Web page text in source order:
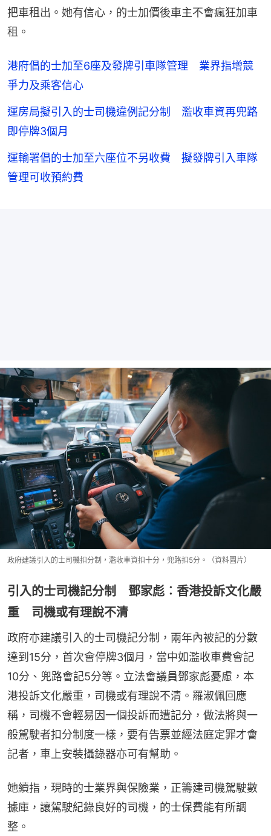
把車租出。她有信心，的士加價後車主不會瘋狂加車
租。
港府倡的士加至6座及發牌引車隊管理 業界指增競
爭力及乘客信心
運房局擬引入的士司機違例記分制 濫收車資再兜路
即停牌3個月
運輸署倡的士加至六座位不另收費 擬發牌引入車隊
管理可收預約費
政府建議引入的士司機扣分制，濫收車資扣十分，兜路扣5分。（資料圖片）
引入的士司機記分制 鄧家彪︰香港投訴文化嚴
重 司機或有理說不清
政府亦建議引入的士司機記分制，兩年內被記的分數
達到15分，首次會停牌3個月，當中如濫收車費會記
10分、兜路會記5分等。立法會議員鄧家彪憂慮，本
港投訴文化嚴重，司機或有理說不清。羅淑佩回應
稱，司機不會輕易因一個投訴而遭記分，做法將與一
般駕駛者扣分制度一樣，要有告票並經法庭定罪才會
記者，車上安裝攝錄器亦可有幫助。
她續指，現時的士業界與保險業，正籌建司機駕駛數
據庫，讓駕駛紀錄良好的司機，的士保費能有所調
整。